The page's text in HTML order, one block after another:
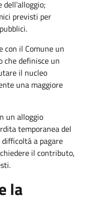
dell’alloggio;
previsti per
con il Comune un
che definisce un
il nucleo
una maggiore
un alloggio
temporanea del
a pagare
il contributo,
la